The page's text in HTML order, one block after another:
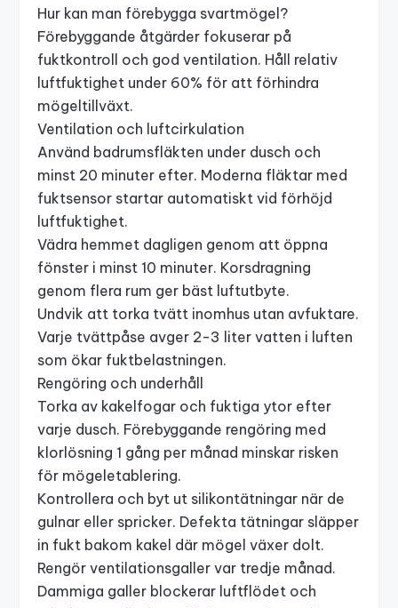
Hur kan man förebygga svartmögel?
Förebyggande åtgärder fokuserar på
fuktkontroll och god ventilation. Håll relativ
luftfuktighet under 60% för att förhindra
mögeltillväxt.
Ventilation och luftcirkulation
Använd badrumsfläkten under dusch och
minst 20 minuter efter. Moderna fläktar med
fuktsensor startar automatiskt vid förhöjd
luftfuktighet.
Vädra hemmet dagligen genom att öppna
fönster i minst 10 minuter. Korsdragning
genom flera rum ger bäst luftutbyte.
Undvik att torka tvätt inomhus utan avfuktare.
Varje tvättpåse avger 2-3 liter vatten i luften
som ökar fuktbelastningen.
Rengöring och underhåll
Torka av kakelfogar och fuktiga ytor efter
varje dusch. Förebyggande rengöring med
klorlösning 1 gång per månad minskar risken
för mögeletablering.
Kontrollera och byt ut silikontätningar när de
gulnar eller spricker. Defekta tätningar släpper
in fukt bakom kakel där mögel växer dolt.
Rengör ventilationsgaller var tredje månad.
Dammiga galler blockerar luftflödet och